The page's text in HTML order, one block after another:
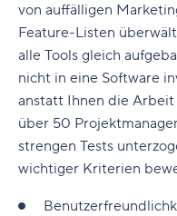
von auffälligen
Feature-Listen
alle Tools gleich
nicht in eine Software
anstatt Ihnen die Arbeit
über 50
strengen Tests
wichtiger Kriterien